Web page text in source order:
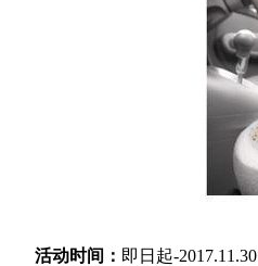
活动时间： 即日起-2017.11.30